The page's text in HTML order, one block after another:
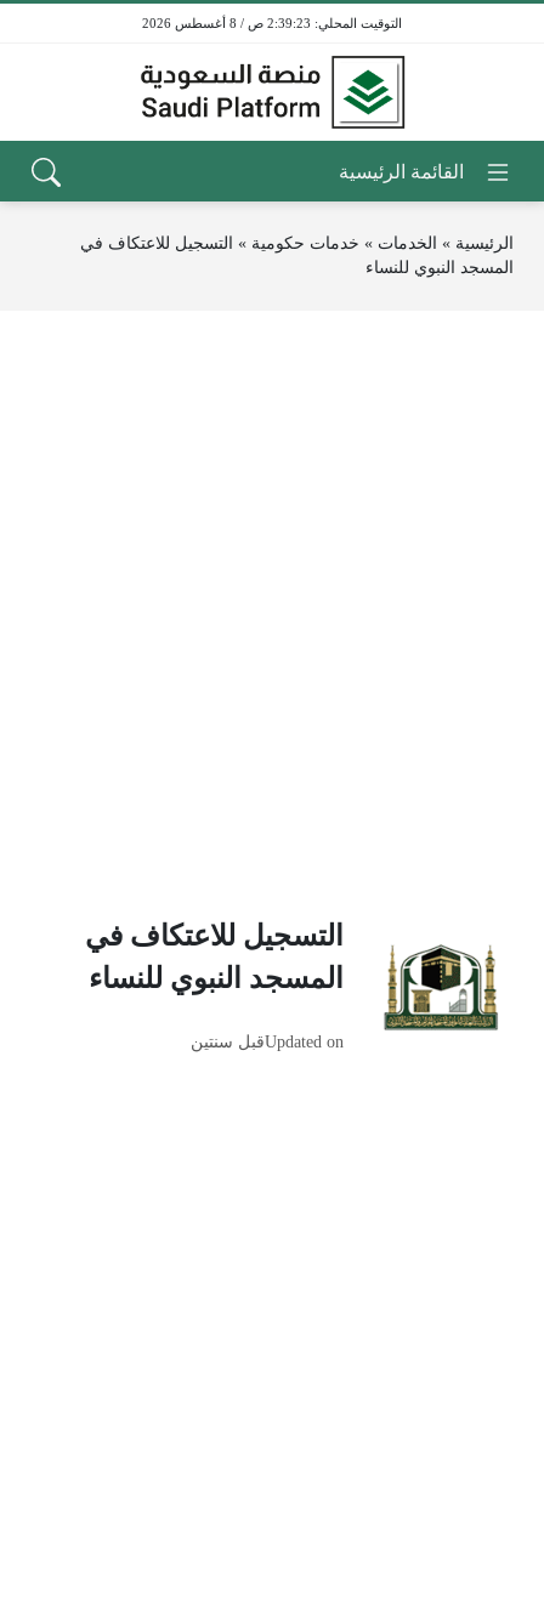
2:39:23 ص / 8 أغسطس 2026
الرئيسية » الخدمات » خدمات حكومية » التسجيل للاعتكاف في
المسجد النبوي للنساء
التسجيل للاعتكاف في
المسجد النبوي للنساء
Updated onقبل سنتين